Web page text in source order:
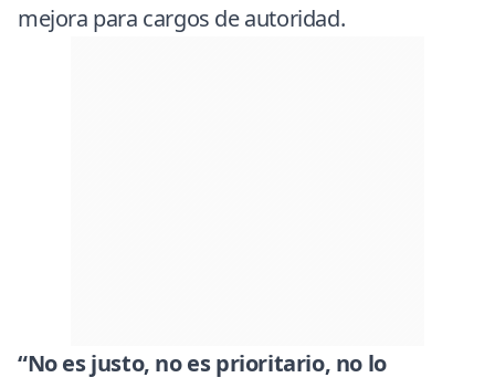
mejora para cargos de autoridad.
“No es justo, no es prioritario, no lo